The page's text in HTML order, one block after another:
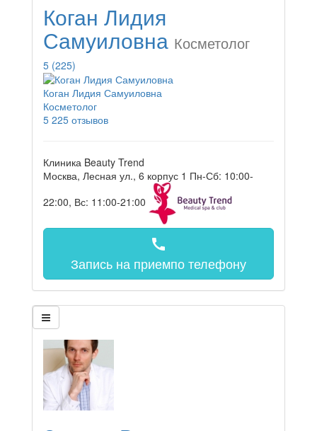
Коган Лидия
Самуиловна Косметолог
5 (225)
Коган Лидия Самуиловна
Косметолог
5 225 отзывов
Клиника Beauty Trend
Москва, Лесная ул., 6 корпус 1 Пн-Сб: 10:00-
22:00, Вс: 11:00-21:00
call
Запись на приемпо телефону